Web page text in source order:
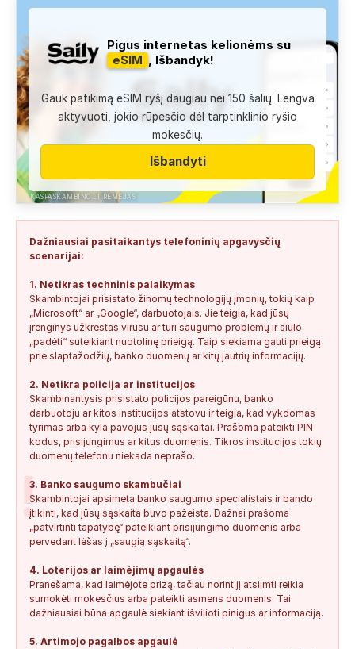
NEPATIKIMAS +37052041945 2026-08-05 0 0
Administracija: Užfiksuota, kad apie šį numerį buvo rašoma
daug teigiamų komentarų...
Anonimas:
Labai gera pagalbininke, konsultavausi ne karta
del teises mokslu
SAUGUS +37060763626 2026-08-04 2
Anonimas: Paskambino kažkokia [vardas paslėptas] ir siūlo
susipažint. Skamba kaip dirbtinio...
Jonas: Vivus.lt
Anonimas: Gauta SMS žinutė: " Moters neturi?
NEPATIKIMAS +37060388940 2026-08-02 0
Keista: Sukčių stacionaraus telefono numeris tiesiog Vilniaus
+37052041945 2026-08-01
KASPASKAMBINO.LT RĖMĖJAS
Pigus internetas kelionėms su
eSIM , Išbandyk!
Gauk patikimą eSIM ryšį daugiau nei 150 šalių. Lengva
aktyvuoti, jokio rūpesčio dėl tarptinklinio ryšio
mokesčių.
Išbandyti
!
Dažniausiai pasitaikantys telefoninių apgavysčių
scenarijai:
1. Netikras techninis palaikymas
Skambintojai prisistato žinomų technologijų įmonių, tokių kaip
„Microsoft“ ar „Google“, darbuotojais. Jie teigia, kad jūsų
įrenginys užkrėstas virusu ar turi saugumo problemų ir siūlo
„padėti“ suteikiant nuotolinę prieigą. Taip siekiama gauti prieigą
prie slaptažodžių, banko duomenų ar kitų jautrių informacijų.
2. Netikra policija ar institucijos
Skambinantysis prisistato policijos pareigūnu, banko
darbuotoju ar kitos institucijos atstovu ir teigia, kad vykdomas
tyrimas arba kyla pavojus jūsų sąskaitai. Prašoma pateikti PIN
kodus, prisijungimus ar kitus duomenis. Tikros institucijos tokių
duomenų telefonu niekada neprašo.
3. Banko saugumo skambučiai
Skambintojai apsimeta banko saugumo specialistais ir bando
įtikinti, kad jūsų sąskaita buvo pažeista. Dažnai prašoma
„patvirtinti tapatybę“ pateikiant prisijungimo duomenis arba
pervedant lėšas į „saugią sąskaitą“.
4. Loterijos ar laimėjimų apgaulės
Pranešama, kad laimėjote prizą, tačiau norint jį atsiimti reikia
sumokėti mokesčius arba pateikti asmens duomenis. Tai
dažniausiai būna apgaulė siekiant išvilioti pinigus ar informaciją.
5. Artimojo pagalbos apgaulė